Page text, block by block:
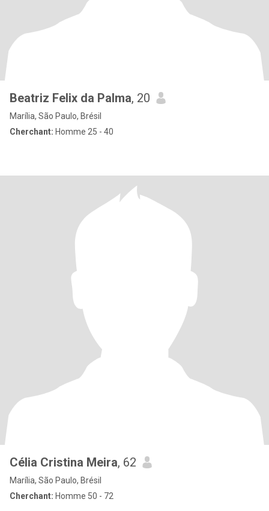
Beatriz Felix da Palma, 20
Marília, São Paulo, Brésil
Cherchant: Homme 25 - 40
Célia Cristina Meira, 62
Marília, São Paulo, Brésil
Cherchant: Homme 50 - 72